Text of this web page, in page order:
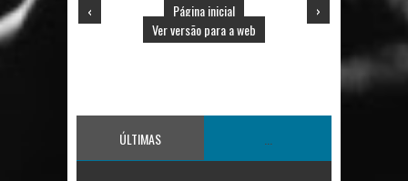
‹ ›
Página inicial
Ver versão para a web
ÚLTIMAS